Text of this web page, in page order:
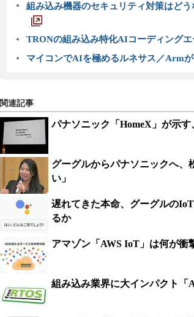
組み込み機器のセキュリティ対策はど
TRONの組み込み特化AIコーディング
マイコンでAIを極めるルネサス／Arm
関連記事
パナソニック「HomeX」が示
グーグルからパナソニックへ、
い」
遅れてきた本命、グーグルの
るか
アマゾン「AWS IoT」は何が衝
組み込み業界に大インパクト「